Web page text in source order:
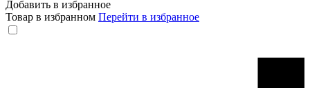
Добавить в избранное
Товар в избранном Перейти в избранное